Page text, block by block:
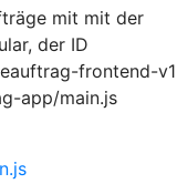
mit mit der
der ID
frontend-v1
app/main.js